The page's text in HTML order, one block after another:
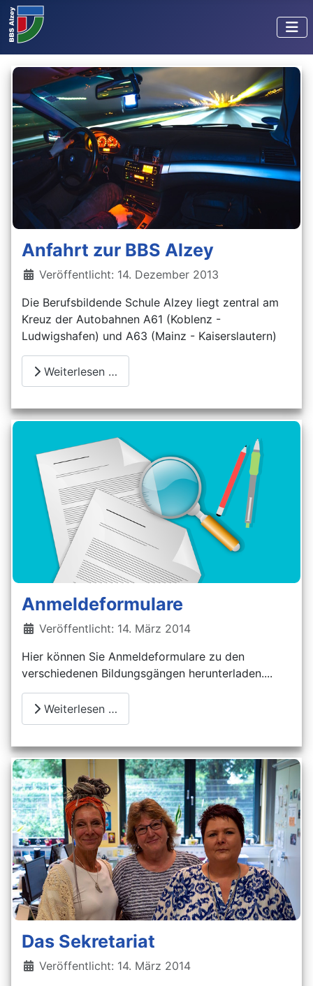
Anfahrt zur BBS Alzey
Details
Veröffentlicht: 14. Dezember 2013
Die Berufsbildende Schule Alzey liegt zentral am
Kreuz der Autobahnen A61 (Koblenz -
Ludwigshafen) und A63 (Mainz - Kaiserslautern)
Weiterlesen …
Anmeldeformulare
Details
Veröffentlicht: 14. März 2014
Hier können Sie Anmeldeformulare zu den
verschiedenen Bildungsgängen herunterladen....
Weiterlesen …
Das Sekretariat
Details
Veröffentlicht: 14. März 2014